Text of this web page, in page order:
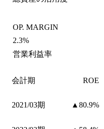
OP. MARGIN
2.3%
営業利益率
会計期 ROE
2021/03期 ▲80.9%